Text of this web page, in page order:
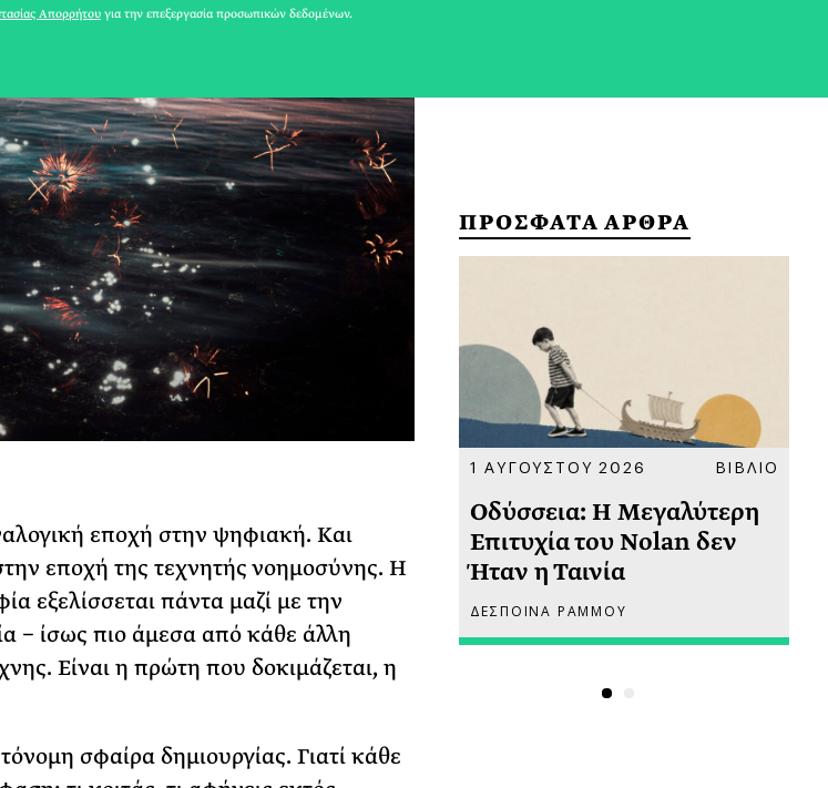
εποχή στην ψηφιακή. Και
εποχή της τεχνητής νοημοσύνης. Η
εξελίσσεται πάντα μαζί με την
− ίσως πιο άμεσα από κάθε άλλη
Είναι η πρώτη που δοκιμάζεται, η
σφαίρα δημιουργίας. Γιατί κάθε
ΠΡΟΣΦΑΤΑ ΑΡΘΡΑ
Φωτογραφίζεται πριν
Ακόμη Αρχίσει
ΡΙΑ ΣΠΥΡΟΥ
1 ΑΥΓΟΥΣΤΟΥ 2026 ΒΙΒΛΙΟ
Οδύσσεια: Η Μεγαλύτερη
Επιτυχία του Nolan δεν
Ήταν η Ταινία
ΔΕΣΠΟΙΝΑ ΡΑΜΜΟΥ
Απορρήτουγια την επεξεργασία προσωπικών δεδομένων.